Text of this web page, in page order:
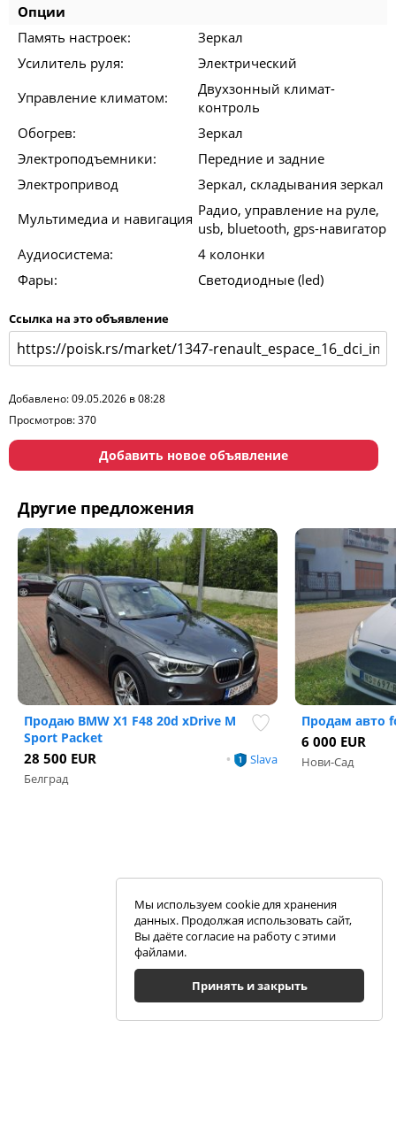
Опции
Память настроек:
Зеркал
Усилитель руля:
Электрический
Управление климатом:
Двухзонный климат-
контроль
Обогрев:
Зеркал
Электроподъемники:
Передние и задние
Электропривод
Зеркал, складывания зеркал
Мультимедиа и навигация Радио, управление на руле,
usb, bluetooth, gps-навигатор
Аудиосистема:
4 колонки
Фары:
Светодиодные (led)
Ссылка на это объявление
Добавлено: 09.05.2026 в 08:28
Просмотров: 370
Добавить новое объявление
Другие предложения
Продаю BMW X1 F48 20d xDrive M
Sport Packet
• Slava
28 500 EUR
Белград
Продам авто
6 000 EUR
Нови-Сад
Мы используем cookie для хранения
данных. Продолжая использовать сайт,
Вы даёте согласие на работу с этими
файлами.
Принять и закрыть